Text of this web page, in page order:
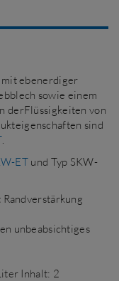
mit ebenerdiger
sowie einem
derFlüssigkeiten von
sind
.
ET und Typ SKW-
unbeabsichtiges
Inhalt: 2